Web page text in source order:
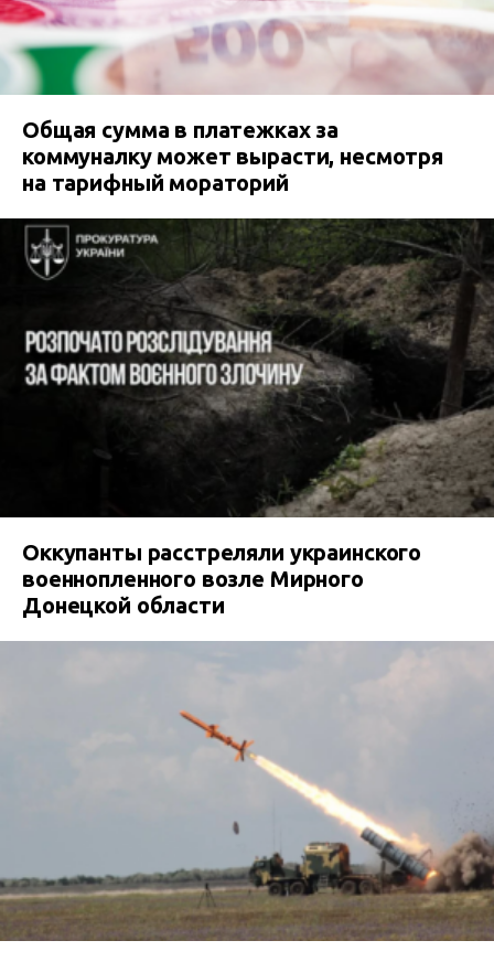
Общая сумма в платежках за
коммуналку может вырасти, несмотря
на тарифный мораторий
Оккупанты расстреляли украинского
военнопленного возле Мирного
Донецкой области